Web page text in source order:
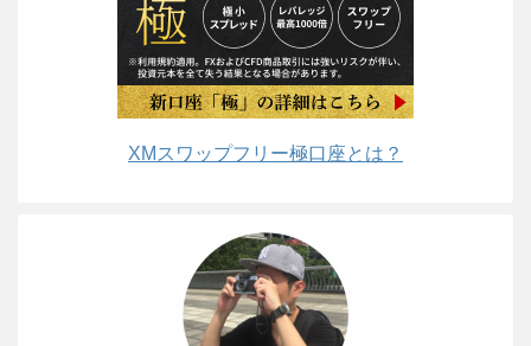
XMスワップフリー極口座とは？